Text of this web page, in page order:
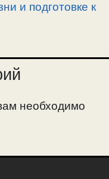
и подготовке к
необходимо